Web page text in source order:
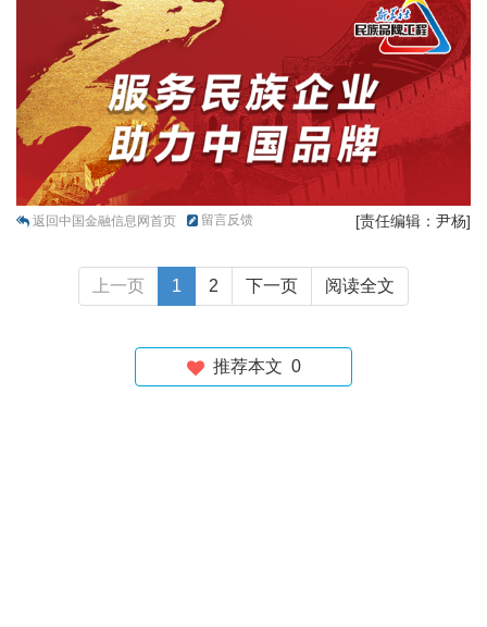
返回中国金融信息网首页 留言反馈 [责任编辑：尹杨]
上一页 1 2 下一页 阅读全文
推荐本文 0